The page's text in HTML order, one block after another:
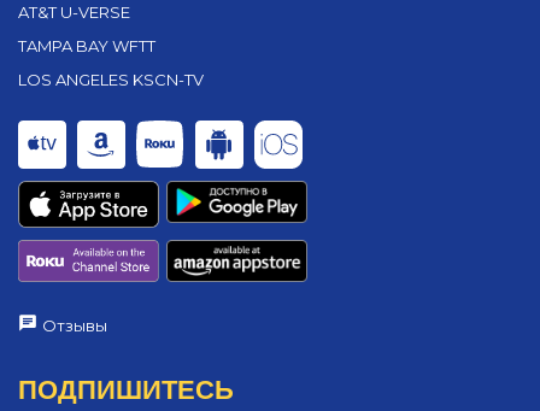
AT&T U-VERSE
TAMPA BAY WFTT
LOS ANGELES KSCN-TV
Отзывы
ПОДПИШИТЕСЬ